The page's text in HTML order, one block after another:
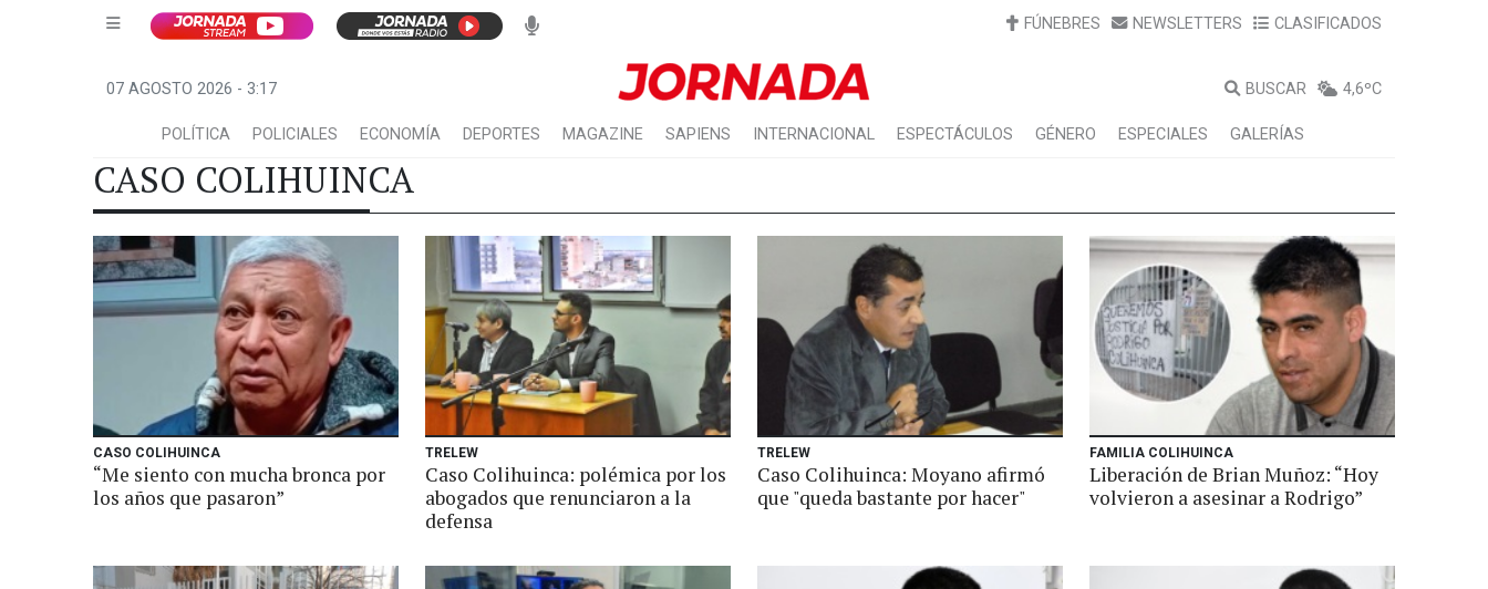
FÚNEBRES NEWSLETTERS CLASIFICADOS
07 AGOSTO 2026 - 3:17 BUSCAR 4,6ºC
POLÍTICA POLICIALES ECONOMÍA DEPORTES MAGAZINE SAPIENS INTERNACIONAL ESPECTÁCULOS GÉNERO ESPECIALES GALERÍAS
CASO COLIHUINCA
CASO COLIHUINCA
“Me siento con mucha bronca por
los años que pasaron”
TRELEW
Caso Colihuinca: polémica por los
abogados que renunciaron a la
defensa
TRELEW
Caso Colihuinca: Moyano afirmó
que "queda bastante por hacer"
FAMILIA COLIHUINCA
Liberación de Brian Muñoz: “Hoy
volvieron a asesinar a Rodrigo”